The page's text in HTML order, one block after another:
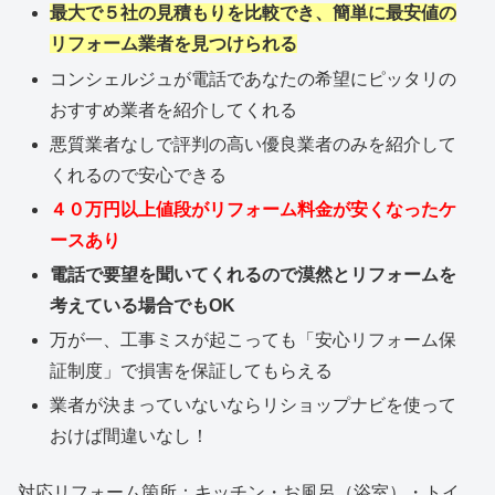
最大で５社の見積もりを比較でき、簡単に最安値の
リフォーム業者を見つけられる
コンシェルジュが電話であなたの希望にピッタリの
おすすめ業者を紹介してくれる
悪質業者なしで評判の高い優良業者のみを紹介して
くれるので安心できる
４０万円以上値段がリフォーム料金が安くなったケ
ースあり
電話で要望を聞いてくれるので漠然とリフォームを
考えている場合でもOK
万が一、工事ミスが起こっても「安心リフォーム保
証制度」で損害を保証してもらえる
業者が決まっていないならリショップナビを使って
おけば間違いなし！